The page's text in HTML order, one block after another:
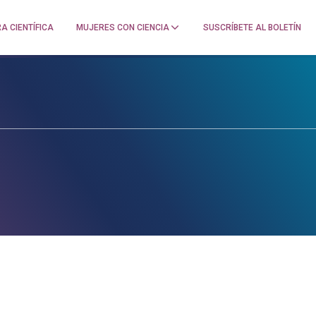
CIENTÍFICA MUJERES CON CIENCIA SUSCRÍBETE AL BOLETÍN